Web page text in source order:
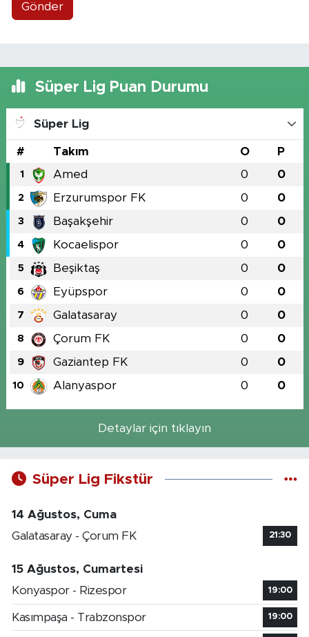
Gönder
Süper Lig Puan Durumu
Süper Lig
# Takım O P
1 Amed 0 0
2 Erzurumspor FK 0 0
3 Başakşehir 0 0
4 Kocaelispor 0 0
5 Beşiktaş 0 0
6 Eyüpspor 0 0
7 Galatasaray 0 0
8 Çorum FK 0 0
9 Gaziantep FK 0 0
10 Alanyaspor 0 0
Detaylar için tıklayın
Süper Lig Fikstür
14 Ağustos, Cuma
Galatasaray - Çorum FK
21:30
15 Ağustos, Cumartesi
Konyaspor - Rizespor
19:00
Kasımpaşa - Trabzonspor 19:00